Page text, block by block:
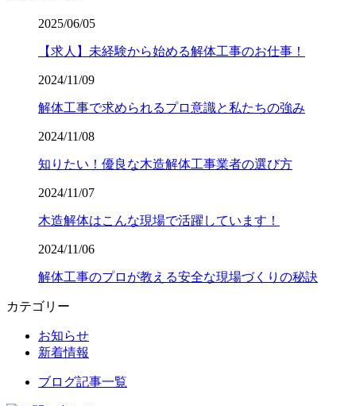
2025/06/05
【求人】未経験から始める解体工事のお仕事！
2024/11/09
解体工事で求められるプロ意識と私たちの強み
2024/11/08
知りたい！優良な木造解体工事業者の選び方
2024/11/07
木造解体はこんな現場で活躍しています！
2024/11/06
解体工事のプロが教える安全な現場づくりの秘訣
カテゴリー
お知らせ
新着情報
ブログ記事一覧